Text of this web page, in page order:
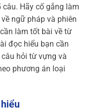
câu. Hãy cố gắng làm
ngữ pháp và phiên
làm tốt bài về từ
đọc hiểu bạn cần
hỏi từ vựng và
phương án loại